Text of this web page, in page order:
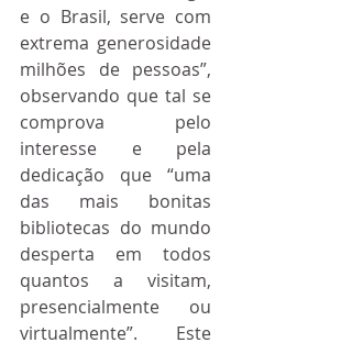
e o Brasil, serve com
extrema generosidade
milhões de pessoas”,
observando que tal se
comprova pelo
interesse e pela
dedicação que “uma
das mais bonitas
bibliotecas do mundo
desperta em todos
quantos a visitam,
presencialmente ou
virtualmente”. Este